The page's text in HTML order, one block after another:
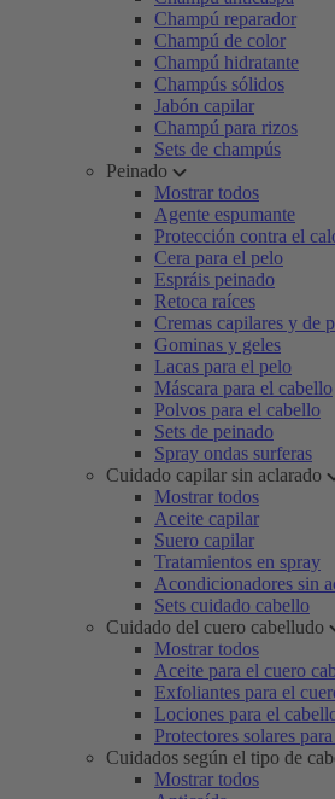
Champú reparador
Champú de color
Champú hidratante
Champús sólidos
Jabón capilar
Champú para rizos
Sets de champús
Peinado
Mostrar todos
Agente espumante
Protección contra el
Cera para el pelo
Espráis peinado
Retoca raíces
Cremas capilares y de
Gominas y geles
Lacas para el pelo
Máscara para el cabello
Polvos para el cabello
Sets de peinado
Spray ondas surferas
Cuidado capilar sin aclarado
Mostrar todos
Aceite capilar
Suero capilar
Tratamientos en spray
Acondicionadores sin
Sets cuidado cabello
Cuidado del cuero cabelludo
Mostrar todos
Aceite para el cuero
Exfoliantes para el
Lociones para el
Protectores solares
Cuidados según el tipo de
Mostrar todos